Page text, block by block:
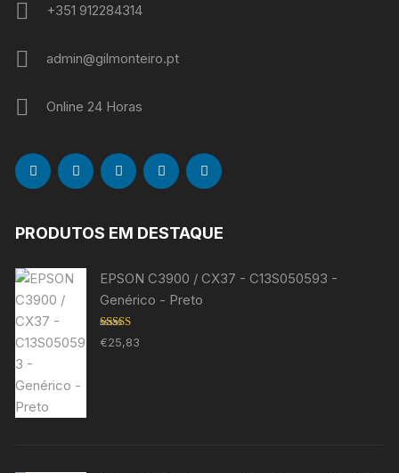
+351 912284314
admin@gilmonteiro.pt
Online 24 Horas
PRODUTOS EM DESTAQUE
EPSON C3900 / CX37 - C13S050593 -
Genérico - Preto
Avaliação
5.00de 5
€25,83